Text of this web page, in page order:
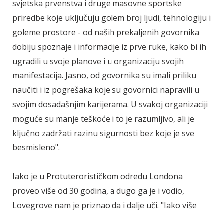
svjetska prvenstva i druge masovne sportske
priredbe koje uključuju golem broj ljudi, tehnologiju i
goleme prostore - od naših prekaljenih govornika
dobiju spoznaje i informacije iz prve ruke, kako bi ih
ugradili u svoje planove i u organizaciju svojih
manifestacija. Jasno, od govornika su imali priliku
naučiti i iz pogrešaka koje su govornici napravili u
svojim dosadašnjim karijerama. U svakoj organizaciji
moguće su manje teškoće i to je razumljivo, ali je
ključno zadržati razinu sigurnosti bez koje je sve
besmisleno".
Iako je u Protuterorističkom odredu Londona
proveo više od 30 godina, a dugo ga je i vodio,
Lovegrove nam je priznao da i dalje uči. "Iako više